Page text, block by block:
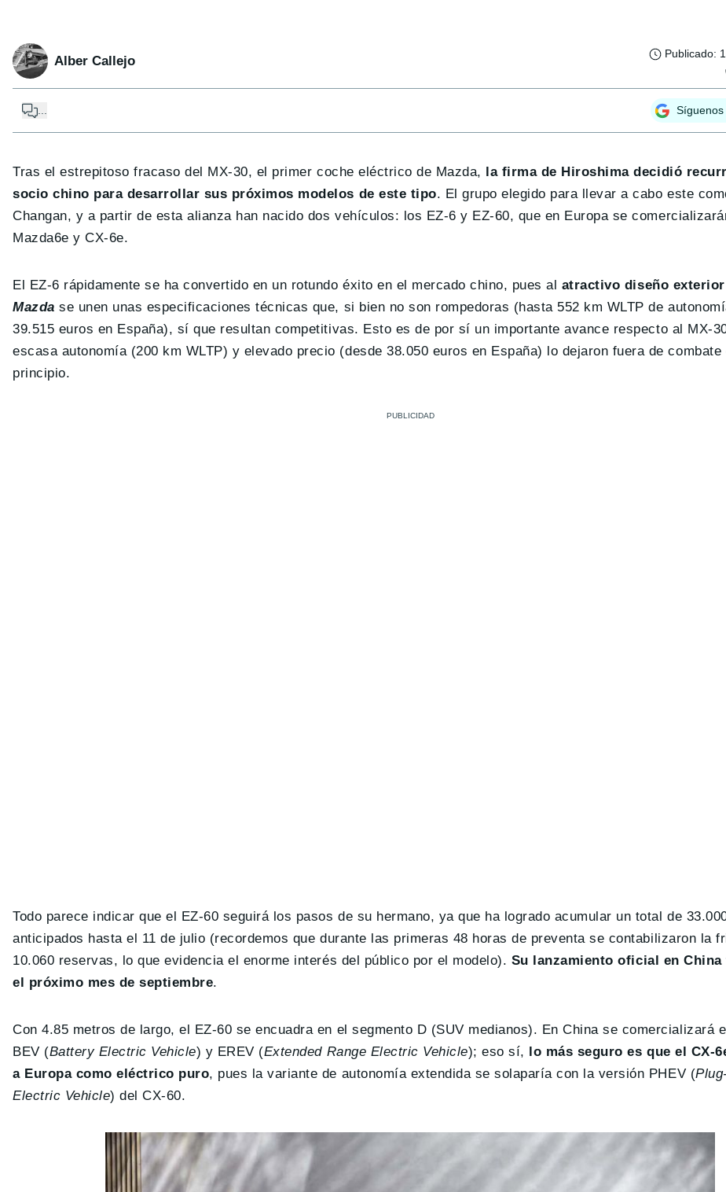
Alber Callejo Publicado:
...
Tras el estrepitoso fracaso del MX-30, el primer coche eléctrico de Mazda, la firma de Hiroshima decidió
socio chino para desarrollar sus próximos modelos de este tipo. El grupo elegido para llevar a cabo este
Changan, y a partir de esta alianza han nacido dos vehículos: los EZ-6 y EZ-60, que en Europa se
Mazda6e y CX-6e.
El EZ-6 rápidamente se ha convertido en un rotundo éxito en el mercado chino, pues al atractivo diseño
Mazda se unen unas especificaciones técnicas que, si bien no son rompedoras (hasta 552 km WLTP de
39.515 euros en España), sí que resultan competitivas. Esto es de por sí un importante avance respecto al MX-
escasa autonomía (200 km WLTP) y elevado precio (desde 38.050 euros en España) lo dejaron fuera de combate
principio.
Todo parece indicar que el EZ-60 seguirá los pasos de su hermano, ya que ha logrado acumular un total de
anticipados hasta el 11 de julio (recordemos que durante las primeras 48 horas de preventa se contabilizaron la
10.060 reservas, lo que evidencia el enorme interés del público por el modelo). Su lanzamiento oficial en
el próximo mes de septiembre.
Con 4.85 metros de largo, el EZ-60 se encuadra en el segmento D (SUV medianos). En China se comercializará
BEV (Battery Electric Vehicle) y EREV (Extended Range Electric Vehicle); eso sí, lo más seguro es que el CX-
a Europa como eléctrico puro, pues la variante de autonomía extendida se solaparía con la versión PHEV (
Electric Vehicle) del CX-60.